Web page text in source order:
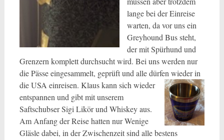
lange bei der Einreise
warten, da vor uns ein
Greyhound Bus steht,
der mit Spürhund und
Grenzern komplett durchsucht wird. Bei uns werden nur
die Pässe eingesammelt, geprüft und alle dürfen wieder in
die USA einreisen. Klaus kann sich wieder
entspannen und gibt mit unserem
Saftschubser Sigi Likör und Whiskey aus.
Am Anfang der Reise hatten nur Wenige
Gläsle dabei, in der Zwischenzeit sind alle bestens